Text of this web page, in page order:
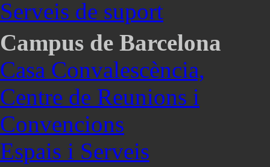
Serveis de suport
Campus de Barcelona
Casa Convalescència,
Centre de Reunions i
Convencions
Espais i Serveis